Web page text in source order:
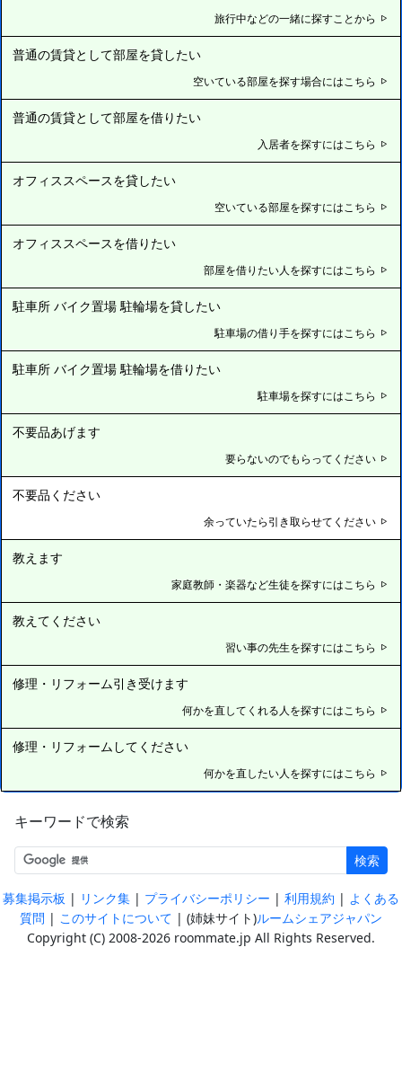
旅行中などの一緒に探すことから
普通の賃貸として部屋を貸したい
空いている部屋を探す場合にはこちら
普通の賃貸として部屋を借りたい
入居者を探すにはこちら
オフィススペースを貸したい
空いている部屋を探すにはこちら
オフィススペースを借りたい
部屋を借りたい人を探すにはこちら
駐車所 バイク置場 駐輪場を貸したい
駐車場の借り手を探すにはこちら
駐車所 バイク置場 駐輪場を借りたい
駐車場を探すにはこちら
不要品あげます
要らないのでもらってください
不要品ください
余っていたら引き取らせてください
教えます
家庭教師・楽器など生徒を探すにはこちら
教えてください
習い事の先生を探すにはこちら
修理・リフォーム引き受けます
何かを直してくれる人を探すにはこちら
修理・リフォームしてください
何かを直したい人を探すにはこちら
キーワードで検索
検索
募集掲示板 | リンク集 | プライバシーポリシー | 利用規約 | よくある
質問 | このサイトについて | (姉妹サイト)ルームシェアジャパン
Copyright (C) 2008-2026 roommate.jp All Rights Reserved.